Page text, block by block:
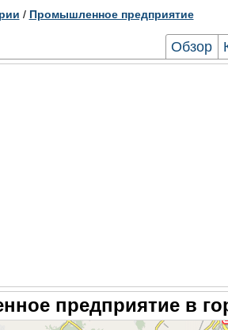
/ Промышленное предприятие
Обзор
предприятие в